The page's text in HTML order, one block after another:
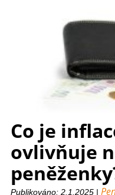
Co je
ovlivňuje
Publikováno: 2.1.2025 |